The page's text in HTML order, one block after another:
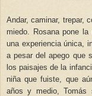
Andar, caminar, trepar,
miedo. Rosana pone
una experiencia única,
a pesar del apego que
los paisajes de la
niña que fuiste, que
años y medio,